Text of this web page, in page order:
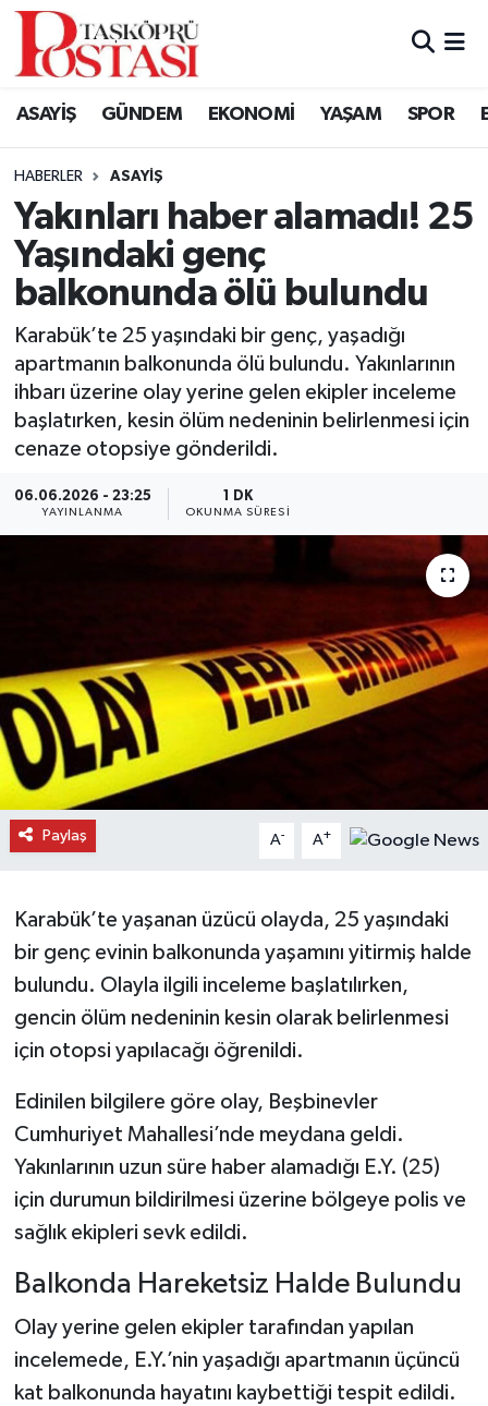
ASAYİŞ GÜNDEM EKONOMİ YAŞAM SPOR
HABERLER ASAYIŞ
Yakınları haber alamadı! 25
Yaşındaki genç
balkonunda ölü bulundu
Karabük’te 25 yaşındaki bir genç, yaşadığı
apartmanın balkonunda ölü bulundu. Yakınlarının
ihbarı üzerine olay yerine gelen ekipler inceleme
başlatırken, kesin ölüm nedeninin belirlenmesi için
cenaze otopsiye gönderildi.
06.06.2026 - 23:25
YAYINLANMA
1 DK
OKUNMA SÜRESI
Paylaş A- A+
Karabük’te yaşanan üzücü olayda, 25 yaşındaki
bir genç evinin balkonunda yaşamını yitirmiş halde
bulundu. Olayla ilgili inceleme başlatılırken,
gencin ölüm nedeninin kesin olarak belirlenmesi
için otopsi yapılacağı öğrenildi.
Edinilen bilgilere göre olay, Beşbinevler
Cumhuriyet Mahallesi’nde meydana geldi.
Yakınlarının uzun süre haber alamadığı E.Y. (25)
için durumun bildirilmesi üzerine bölgeye polis ve
sağlık ekipleri sevk edildi.
Balkonda Hareketsiz Halde Bulundu
Olay yerine gelen ekipler tarafından yapılan
incelemede, E.Y.’nin yaşadığı apartmanın üçüncü
kat balkonunda hayatını kaybettiği tespit edildi.
Kastamonu Vefat Edenler
Araç Haberleri
Azdavay Haberleri
Bozkurt Haberleri
Çatalzeytin Haberleri
Hanönü Haberleri
İhsangazi Haberleri
İnebolu Haberleri
Merkez Haberleri
Şenpazar Haberleri
Taşköprü Haberleri
Tosya Haberleri
Karadeniz Haberleri
Teknoloji Haberleri